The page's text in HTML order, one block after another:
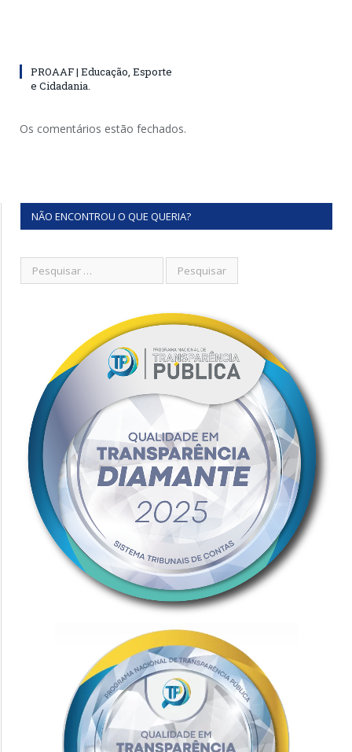
PROAAF | Educação, Esporte
e Cidadania.
Os comentários estão fechados.
NÃO ENCONTROU O QUE QUERIA?